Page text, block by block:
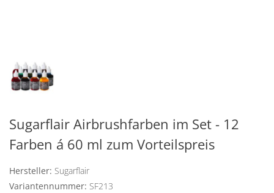
Sugarflair Airbrushfarben im Set - 12
Farben á 60 ml zum Vorteilspreis
Hersteller: Sugarflair
Variantennummer: SF213